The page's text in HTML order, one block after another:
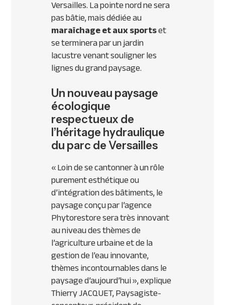
Versailles. La pointe nord ne sera
pas bâtie, mais dédiée au
maraîchage et aux sportset
se terminera par un jardin
lacustre venant souligner les
lignes du grand paysage.
Un nouveau paysage
écologique
respectueux de
l’héritage hydraulique
du parc de Versailles
«Loin de se cantonner à un rôle
purement esthétique ou
d’intégration des bâtiments, le
paysage conçu par l’agence
Phytorestore sera très innovant
au niveau des thèmes de
l’agriculture urbaine et de la
gestion de l’eau innovante,
thèmes incontournables dans le
paysage d’aujourd’hui», explique
Thierry JACQUET, Paysagiste-